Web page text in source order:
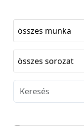
összes munka
összes sorozat